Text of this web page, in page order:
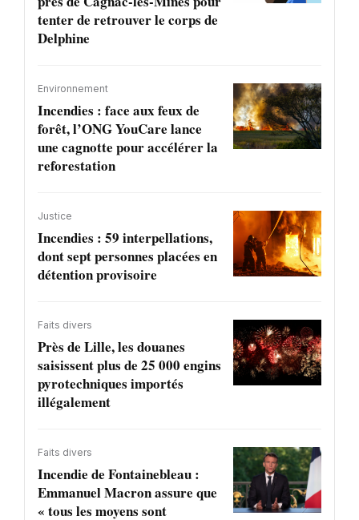
tenter de retrouver le corps de
Delphine
Environnement
Incendies : face aux feux de
forêt, l’ONG YouCare lance
une cagnotte pour accélérer la
reforestation
Justice
Incendies : 59 interpellations,
dont sept personnes placées en
détention provisoire
Faits divers
Près de Lille, les douanes
saisissent plus de 25 000 engins
pyrotechniques importés
illégalement
Faits divers
Incendie de Fontainebleau :
Emmanuel Macron assure que
« tous les moyens sont